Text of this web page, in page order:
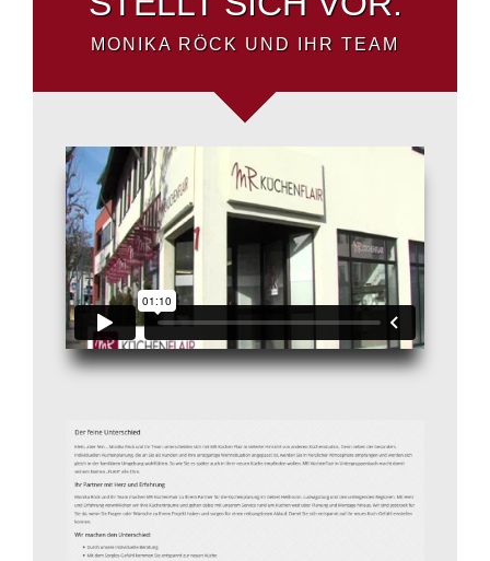
MONIKA RÖCK UND IHR TEAM